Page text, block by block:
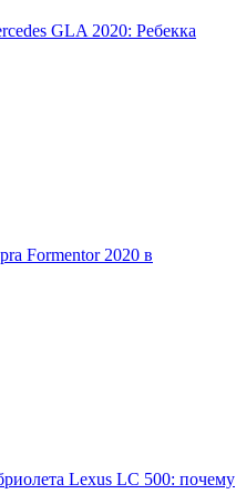
GLA 2020: Ребекка
Formentor 2020 в
Lexus LC 500: почему